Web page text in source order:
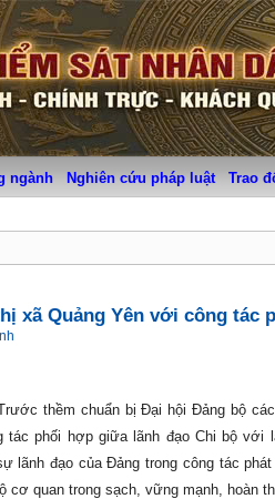
ngành Nghiên cứu pháp luật Trao
xã Quảng Yên với công tác
thềm chuẩn bị Đại hội Đảng bộ
phối hợp giữa lãnh đạo Chi bộ
lãnh đạo của Đảng trong công tác
cơ quan trong sạch, vững mạnh, hoàn